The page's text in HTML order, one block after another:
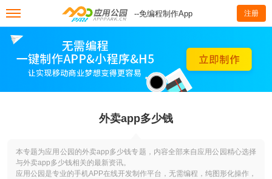
--免编程制作App 注册
外卖app多少钱
本专题为应用公园的外卖app多少钱专题，内容全部来自应用公园精心选择
与外卖app多少钱相关的最新资讯。
应用公园是专业的手机APP在线开发制作平台，无需编程，纯图形化操作，